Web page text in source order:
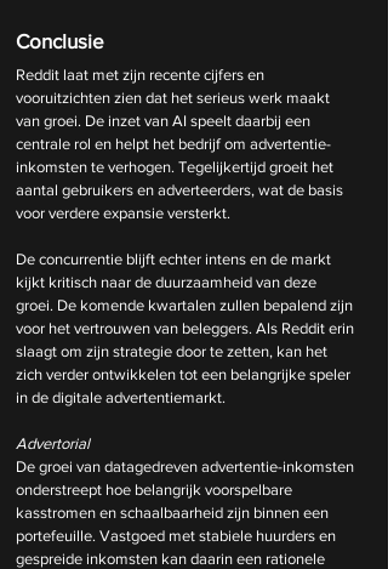
Conclusie
Reddit laat met zijn recente cijfers en
vooruitzichten zien dat het serieus werk maakt
van groei. De inzet van AI speelt daarbij een
centrale rol en helpt het bedrijf om advertentie-
inkomsten te verhogen. Tegelijkertijd groeit het
aantal gebruikers en adverteerders, wat de basis
voor verdere expansie versterkt.
De concurrentie blijft echter intens en de markt
kijkt kritisch naar de duurzaamheid van deze
groei. De komende kwartalen zullen bepalend zijn
voor het vertrouwen van beleggers. Als Reddit erin
slaagt om zijn strategie door te zetten, kan het
zich verder ontwikkelen tot een belangrijke speler
in de digitale advertentiemarkt.
Advertorial
De groei van datagedreven advertentie-inkomsten
onderstreept hoe belangrijk voorspelbare
kasstromen en schaalbaarheid zijn binnen een
portefeuille. Vastgoed met stabiele huurders en
gespreide inkomsten kan daarin een rationele